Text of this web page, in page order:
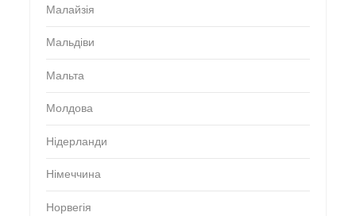
Малайзія
Мальдіви
Мальта
Молдова
Нідерланди
Німеччина
Норвегія